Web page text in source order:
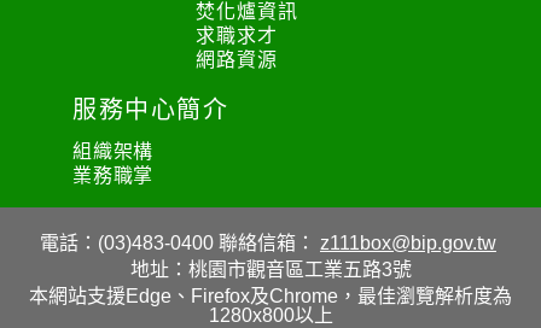
焚化爐資訊
求職求才
網路資源
服務中心簡介
組織架構
業務職掌
電話：(03)483-0400 聯絡信箱：
z111box@bip.gov.tw
地址：桃園市觀音區工業五路3號
本網站支援Edge、Firefox及Chrome，最佳瀏覽解析度為
1280x800以上